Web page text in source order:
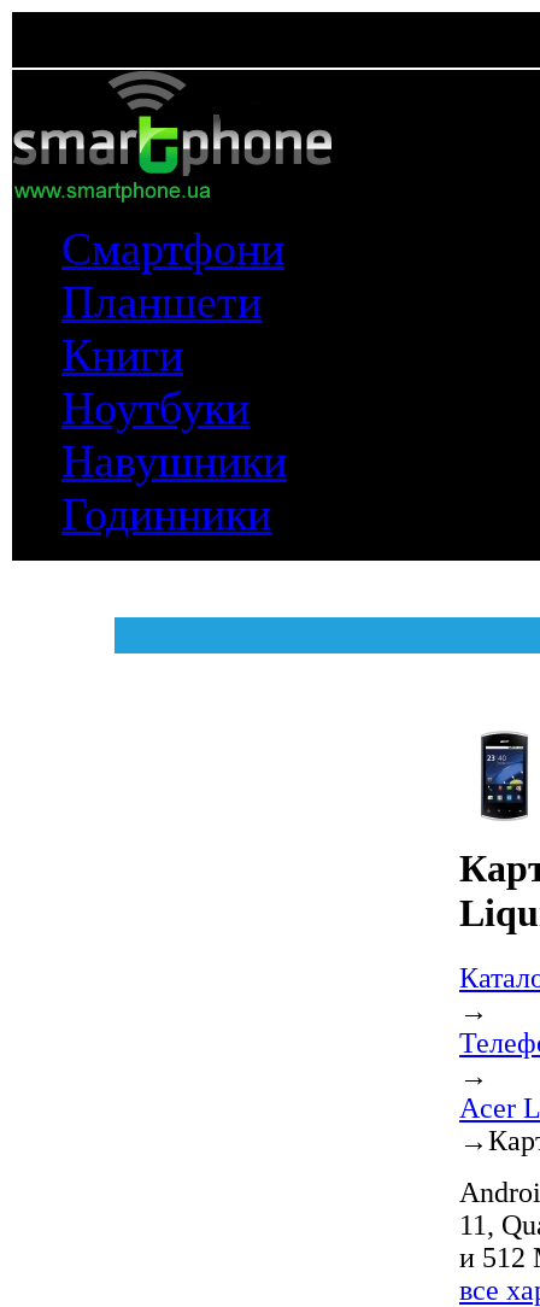
Смартфони
Планшети
Книги
Ноутбуки
Навушники
Годинники
→
→
Acer
→
11,
и 512
все